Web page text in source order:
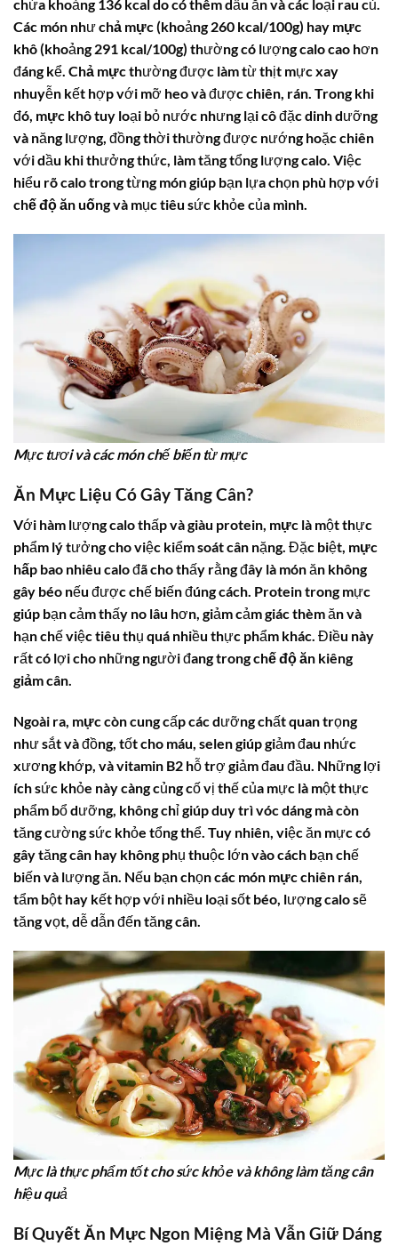
chứa khoảng 136 kcal do có thêm dầu ăn và các loại rau củ.
Các món nhưchả mực(khoảng 260 kcal/100g) hay mực
khô(khoảng 291 kcal/100g) thường có lượng calo cao hơn
đáng kể. Chả mựcthường được làm từ thịt mực xay
nhuyễn kết hợp với mỡ heo và được chiên, rán. Trong khi
đó, mực khôtuy loại bỏ nước nhưng lại cô đặc dinh dưỡng
và năng lượng, đồng thời thường được nướng hoặc chiên
với dầu khi thưởng thức, làm tăng tổng lượng calo. Việc
hiểu rõcalotrong từng món giúp bạn lựa chọn phù hợp với
chế độ ăn uốngvà mục tiêu sức khỏe của mình.
Mực tươi và các món chế biến từ mực
Ăn Mực Liệu Có Gây Tăng Cân?
Với hàm lượngcalothấp và giàu protein, mực là một thực
phẩm lý tưởng cho việc kiểm soát cân nặng. Đặc biệt, mực
hấp bao nhiêu calođã cho thấy rằng đây là món ăn không
gây béo nếu được chế biến đúng cách. Proteintrong mực
giúp bạn cảm thấy no lâu hơn, giảm cảm giác thèm ăn và
hạn chế việc tiêu thụ quá nhiều thực phẩm khác. Điều này
rất có lợi cho những người đang trongchế độ ăn kiêng
giảm cân.
Ngoài ra, mựccòn cung cấp các dưỡng chất quan trọng
như sắt và đồng, tốt cho máu, selen giúp giảm đau nhức
xương khớp, và vitamin B2 hỗ trợ giảm đau đầu. Những lợi
ích sức khỏe này càng củng cố vị thế của mực là một thực
phẩm bổ dưỡng, không chỉ giúp duy trì vóc dáng mà còn
tăng cường sức khỏe tổng thể. Tuy nhiên, việc ăn mực có
gây tăng cân hay không phụ thuộc lớn vào cách bạn chế
biến và lượng ăn. Nếu bạn chọn các món mựcchiên rán,
tẩm bột hay kết hợp với nhiều loại sốt béo, lượng calo sẽ
tăng vọt, dễ dẫn đến tăng cân.
Mực là thực phẩm tốt cho sức khỏe và không làm tăng cân
hiệu quả
Bí Quyết Ăn Mực Ngon Miệng Mà Vẫn Giữ Dáng